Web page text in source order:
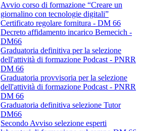
Avvio corso di formazione “Creare un
giornalino con tecnologie digitali”
Certificato regolare fornitura - DM 66
Decreto affidamento incarico Bernecich -
DM66
Graduatoria definitiva per la selezione
dell'attività di formazione Podcast - PNRR
DM 66
Graduatoria provvisoria per la selezione
dell'attività di formazione Podcast - PNRR
DM 66
Graduatoria definitiva selezione Tutor
DM66
Secondo Avviso selezione esperti